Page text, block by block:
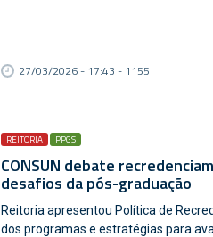
27/03/2026 - 17:43 - 1155
REITORIA PPGS
CONSUN debate
desafios da pós-graduação
Reitoria apresentou Política de
dos programas e estratégias para